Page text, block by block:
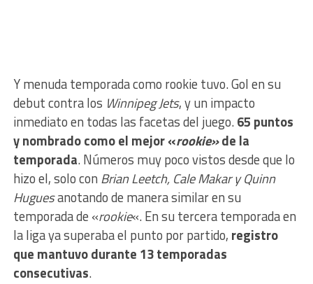
Y menuda temporada como rookie tuvo. Gol en su
debut contra los Winnipeg Jets, y un impacto
inmediato en todas las facetas del juego.65 puntos
y nombrado como el mejor «rookie»de la
temporada. Números muy poco vistos desde que lo
hizo el, solo con Brian Leetch, Cale Makar y Quinn
Huguesanotando de manera similar en su
temporada de «rookie«. En su tercera temporada en
la liga ya superaba el punto por partido, registro
que mantuvo durante 13 temporadas
consecutivas.